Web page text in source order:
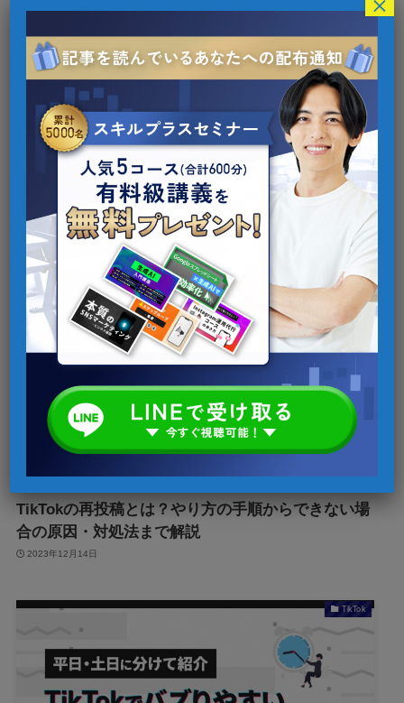
TikTokのプロ直伝！運用代行会社の選び方とおすす
め5社を紹介
2023年12月14日
TikTokの再投稿とは？やり方の手順からできない場
合の原因・対処法まで解説
2023年12月14日
TikTok